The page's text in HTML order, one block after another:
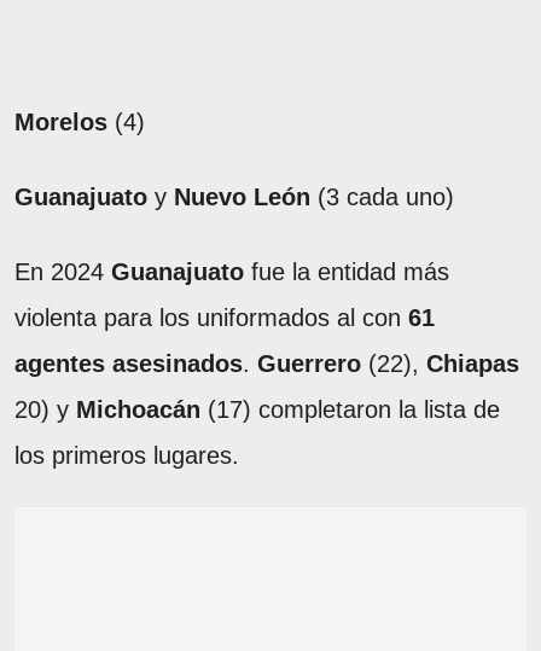
Morelos (4)
Guanajuato y Nuevo León (3 cada uno)
En 2024 Guanajuato fue la entidad más
violenta para los uniformados al con 61
agentes asesinados. Guerrero (22), Chiapas
20) y Michoacán (17) completaron la lista de
los primeros lugares.